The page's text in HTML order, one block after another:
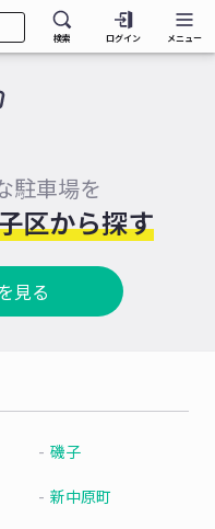
検索 ログイン メニュー
駐車場を
区から探す
見る
磯子
新中原町